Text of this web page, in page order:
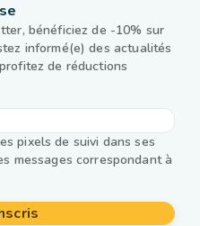
bénéficiez de -10% sur
informé(e) des actualités
de réductions
pixels de suivi dans ses
messages correspondant à